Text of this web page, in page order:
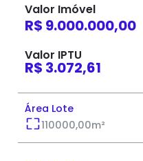
Valor Imóvel
R$ 9.000.000,00
Valor IPTU
R$ 3.072,61
Área Lote
110000,00m²